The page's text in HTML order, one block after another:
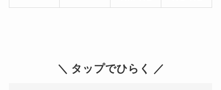
＼ タップでひらく ／